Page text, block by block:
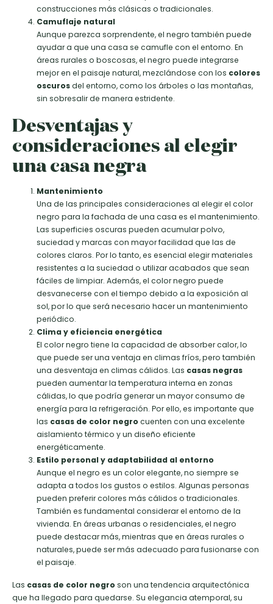
construcciones más clásicas o tradicionales.
Camuflaje natural
Aunque parezca sorprendente, el negro también puede
ayudar a que una casa se camufle con el entorno. En
áreas rurales o boscosas, el negro puede integrarse
mejor en el paisaje natural, mezclándose con los colores
oscurosdel entorno, como los árboles o las montañas,
sin sobresalir de manera estridente.
Desventajas y
consideraciones al elegir
una casa negra
Mantenimiento
Una de las principales consideraciones al elegir el color
negro para la fachada de una casa es el mantenimiento.
Las superficies oscuras pueden acumular polvo,
suciedad y marcas con mayor facilidad que las de
colores claros. Por lo tanto, es esencial elegir materiales
resistentes a la suciedad o utilizar acabados que sean
fáciles de limpiar. Además, el color negro puede
desvanecerse con el tiempo debido a la exposición al
sol, por lo que será necesario hacer un mantenimiento
periódico.
Clima y eficiencia energética
El color negro tiene la capacidad de absorber calor, lo
que puede ser una ventaja en climas fríos, pero también
una desventaja en climas cálidos. Las casas negras
pueden aumentar la temperatura interna en zonas
cálidas, lo que podría generar un mayor consumo de
energía para la refrigeración. Por ello, es importante que
las casas de color negro cuenten con una excelente
aislamiento térmico y un diseño eficiente
energéticamente.
Estilo personal y adaptabilidad al entorno
Aunque el negro es un color elegante, no siempre se
adapta a todos los gustos o estilos. Algunas personas
pueden preferir colores más cálidos o tradicionales.
También es fundamental considerar el entorno de la
vivienda. En áreas urbanas o residenciales, el negro
puede destacar más, mientras que en áreas rurales o
naturales, puede ser más adecuado para fusionarse con
el paisaje.
Las casas de color negro son una tendencia arquitectónica
que ha llegado para quedarse. Su elegancia atemporal, su